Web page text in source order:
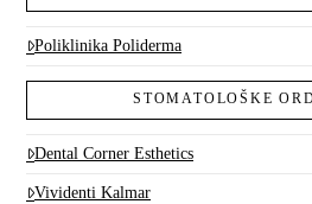
Poliklinika Poliderma
STOMATOLOŠKE
Dental Corner Esthetics
Vividenti Kalmar